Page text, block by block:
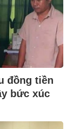
đồng tiền
bức xúc